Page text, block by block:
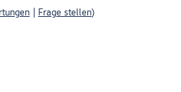
Frage stellen)